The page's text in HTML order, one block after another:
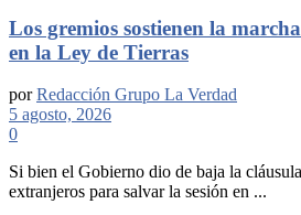
Los gremios sostienen la
en la Ley de Tierras
por Redacción Grupo La Verdad
5 agosto, 2026
0
Si bien el Gobierno dio de baja la
extranjeros para salvar la sesión en ...